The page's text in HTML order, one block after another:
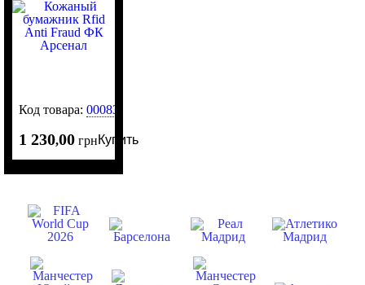
Код товара:0008322
1 230,00 грнКупить